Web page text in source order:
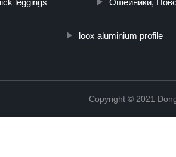
leggings Ошейники,
loox aluminium profile
Copyright © 2021